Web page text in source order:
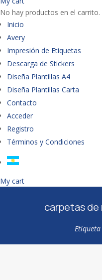
No hay productos en el carrito.
Inicio
Avery
Impresión de Etiquetas
Descarga de Stickers
Diseña Plantillas A4
Diseña Plantillas Carta
Contacto
Acceder
Registro
Términos y Condiciones
My cart
carpetas de